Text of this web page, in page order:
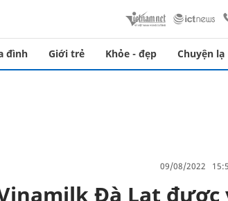
đình Giới trẻ Khỏe - đẹp Chuyện lạ
09/08/2022
Đà Lạt được